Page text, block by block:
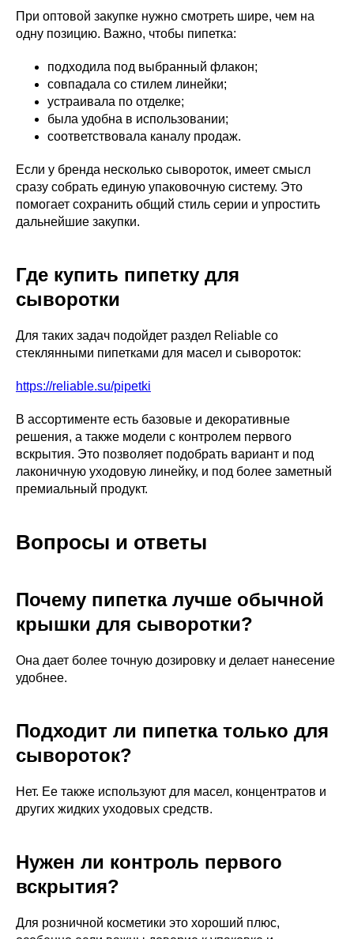
При оптовой закупке нужно смотреть шире, чем на
одну позицию. Важно, чтобы пипетка:
подходила под выбранный флакон;
совпадала со стилем линейки;
устраивала по отделке;
была удобна в использовании;
соответствовала каналу продаж.
Если у бренда несколько сывороток, имеет смысл
сразу собрать единую упаковочную систему. Это
помогает сохранить общий стиль серии и упростить
дальнейшие закупки.
Где купить пипетку для
сыворотки
Для таких задач подойдет раздел Reliable со
стеклянными пипетками для масел и сывороток:
https://reliable.su/pipetki
В ассортименте есть базовые и декоративные
решения, а также модели с контролем первого
вскрытия. Это позволяет подобрать вариант и под
лаконичную уходовую линейку, и под более заметный
премиальный продукт.
Вопросы и ответы
Почему пипетка лучше обычной
крышки для сыворотки?
Она дает более точную дозировку и делает нанесение
удобнее.
Подходит ли пипетка только для
сывороток?
Нет. Ее также используют для масел, концентратов и
других жидких уходовых средств.
Нужен ли контроль первого
вскрытия?
Для розничной косметики это хороший плюс,